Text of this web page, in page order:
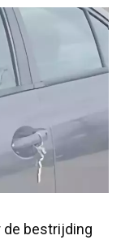
de bestrijding